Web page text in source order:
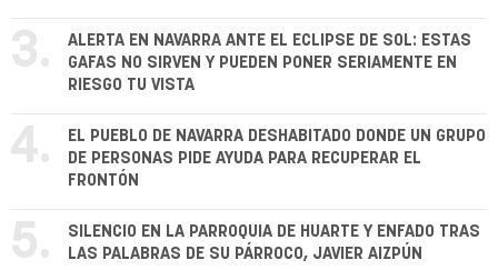
3.
ALERTA EN NAVARRA ANTE EL ECLIPSE DE SOL: ESTAS
GAFAS NO SIRVEN Y PUEDEN PONER SERIAMENTE EN
RIESGO TU VISTA
4.
EL PUEBLO DE NAVARRA DESHABITADO DONDE UN GRUPO
DE PERSONAS PIDE AYUDA PARA RECUPERAR EL
FRONTÓN
5.
SILENCIO EN LA PARROQUIA DE HUARTE Y ENFADO TRAS
LAS PALABRAS DE SU PÁRROCO, JAVIER AIZPÚN